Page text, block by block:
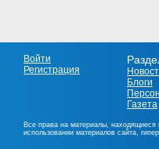
Войти
Регистрация
Блоги
Газета
Все права на материалы,
использовании материалов сайта,